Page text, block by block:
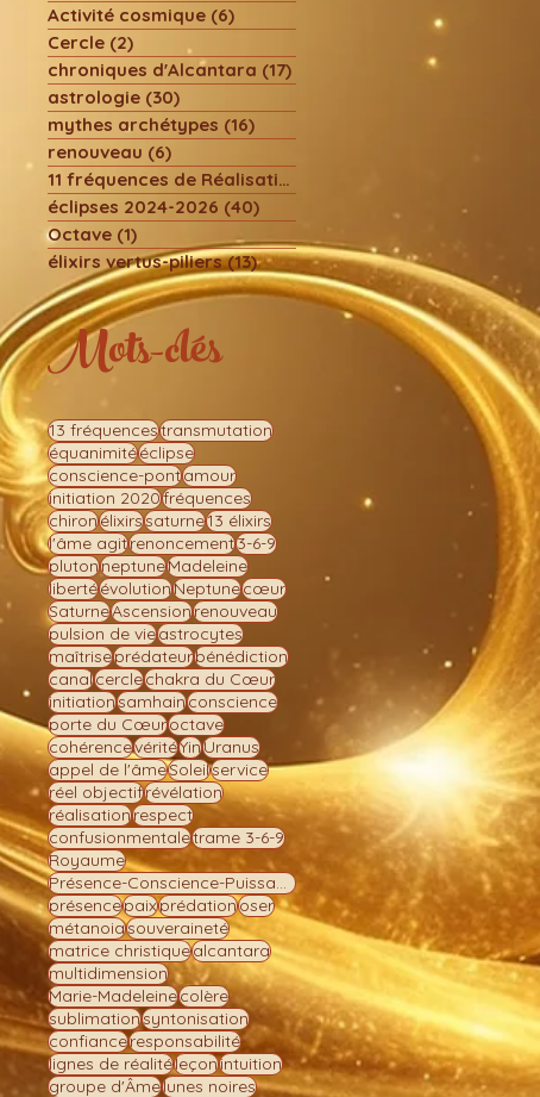
Activité cosmique (6)
Cercle (2)
chroniques d'Alcantara (17)
astrologie (30)
mythes archétypes (16)
renouveau (6)
11 fréquences de Réalisation
éclipses 2024-2026 (40)
Octave (1)
élixirs vertus-piliers (13)13 posts
Mots-clés
13 fréquencestransmutation
équanimitééclipse
conscience-pontamour
initiation 2020fréquences
chironélixirssaturne13 élixirs
l'âme agitrenoncement3-6-9
plutonneptuneMadeleine
libertéévolutionNeptunecœur
SaturneAscensionrenouveau
pulsion de vieastrocytes
maîtriseprédateurbénédiction
canalcerclechakra du Cœur
initiationsamhainconscience
porte du Cœuroctave
cohérencevéritéYinUranus
appel de l'âmeSoleilservice
réel objectifrévélation
réalisationrespect
confusionmentaletrame 3-6-9
Royaume
Présence-Conscience-Puissance
présencepaixprédationoser
métanoiasouveraineté
matrice christiquealcantara
multidimension
Marie-Madeleinecolère
sublimationsyntonisation
confianceresponsabilité
lignes de réalitéleçonintuition
groupe d'Âmelunes noires